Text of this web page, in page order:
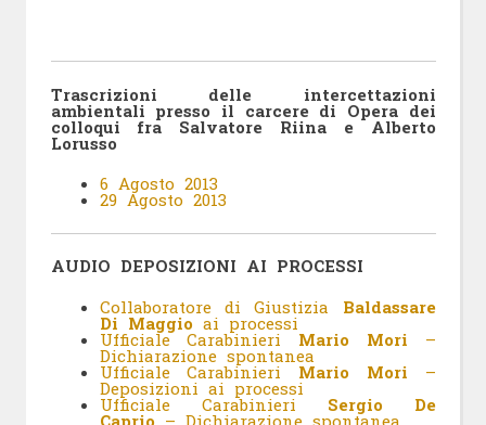
Trascrizioni delle intercettazioni
ambientali presso il carcere di Opera dei
colloqui fra Salvatore Riina e Alberto
Lorusso
6 Agosto 2013
29 Agosto 2013
AUDIO DEPOSIZIONI AI PROCESSI
Collaboratore di Giustizia Baldassare
Di Maggio ai processi
Ufficiale Carabinieri Mario Mori –
Dichiarazione spontanea
Ufficiale Carabinieri Mario Mori –
Deposizioni ai processi
Ufficiale Carabinieri Sergio De
Caprio – Dichiarazione spontanea